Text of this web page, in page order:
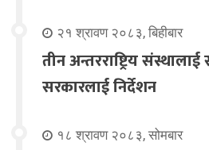
२१ श्रावण २०८३, बिहीबार
तीन अन्तरराष्ट्रिय
सरकारलाई निर्देशन
१८ श्रावण २०८३, सोमबार